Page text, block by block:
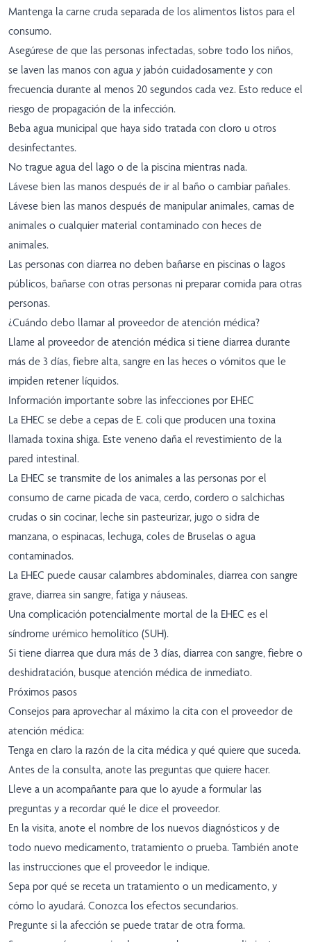
Mantenga la carne cruda separada de los alimentos listos para el
consumo.
Asegúrese de que las personas infectadas, sobre todo los niños,
se laven las manos con agua y jabón cuidadosamente y con
frecuencia durante al menos 20 segundos cada vez. Esto reduce el
riesgo de propagación de la infección.
Beba agua municipal que haya sido tratada con cloro u otros
desinfectantes.
No trague agua del lago o de la piscina mientras nada.
Lávese bien las manos después de ir al baño o cambiar pañales.
Lávese bien las manos después de manipular animales, camas de
animales o cualquier material contaminado con heces de
animales.
Las personas con diarrea no deben bañarse en piscinas o lagos
públicos, bañarse con otras personas ni preparar comida para otras
personas.
¿Cuándo debo llamar al proveedor de atención médica?
Llame al proveedor de atención médica si tiene diarrea durante
más de 3 días, fiebre alta, sangre en las heces o vómitos que le
impiden retener líquidos.
Información importante sobre las infecciones por EHEC
La EHEC se debe a cepas de E. coli que producen una toxina
llamada toxina shiga. Este veneno daña el revestimiento de la
pared intestinal.
La EHEC se transmite de los animales a las personas por el
consumo de carne picada de vaca, cerdo, cordero o salchichas
crudas o sin cocinar, leche sin pasteurizar, jugo o sidra de
manzana, o espinacas, lechuga, coles de Bruselas o agua
contaminados.
La EHEC puede causar calambres abdominales, diarrea con sangre
grave, diarrea sin sangre, fatiga y náuseas.
Una complicación potencialmente mortal de la EHEC es el
síndrome urémico hemolítico (SUH).
Si tiene diarrea que dura más de 3 días, diarrea con sangre, fiebre o
deshidratación, busque atención médica de inmediato.
Próximos pasos
Consejos para aprovechar al máximo la cita con el proveedor de
atención médica:
Tenga en claro la razón de la cita médica y qué quiere que suceda.
Antes de la consulta, anote las preguntas que quiere hacer.
Lleve a un acompañante para que lo ayude a formular las
preguntas y a recordar qué le dice el proveedor.
En la visita, anote el nombre de los nuevos diagnósticos y de
todo nuevo medicamento, tratamiento o prueba. También anote
las instrucciones que el proveedor le indique.
Sepa por qué se receta un tratamiento o un medicamento, y
cómo lo ayudará. Conozca los efectos secundarios.
Pregunte si la afección se puede tratar de otra forma.